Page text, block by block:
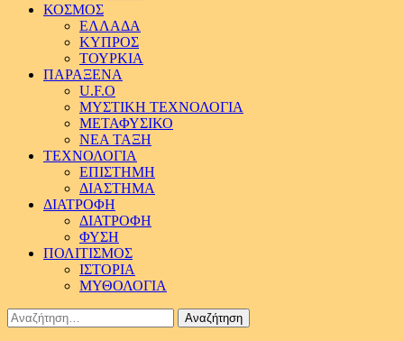
ΚΟΣΜΟΣ
ΕΛΛΑΔΑ
ΚΥΠΡΟΣ
ΤΟΥΡΚΙΑ
ΠΑΡΑΞΕΝΑ
U.F.O
ΜΥΣΤΙΚΗ ΤΕΧΝΟΛΟΓΙΑ
ΜΕΤΑΦΥΣΙΚΟ
ΝΕΑ ΤΑΞΗ
ΤΕΧΝΟΛΟΓΙΑ
ΕΠΙΣΤΗΜΗ
ΔΙΑΣΤΗΜΑ
ΔΙΑΤΡΟΦΗ
ΔΙΑΤΡΟΦΗ
ΦΥΣΗ
ΠΟΛΙΤΙΣΜΟΣ
ΙΣΤΟΡΙΑ
ΜΥΘΟΛΟΓΙΑ
Αναζήτηση
για: